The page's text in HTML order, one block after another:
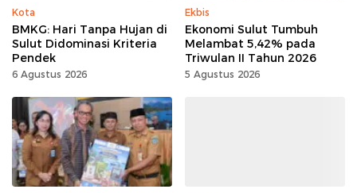
Kota
BMKG: Hari Tanpa Hujan di
Sulut Didominasi Kriteria
Pendek
6 Agustus 2026
Ekbis
Ekonomi Sulut Tumbuh
Melambat 5,42% pada
Triwulan II Tahun 2026
5 Agustus 2026